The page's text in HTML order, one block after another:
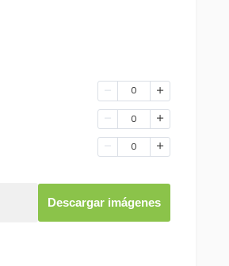
0
0
0
Descargar imágenes